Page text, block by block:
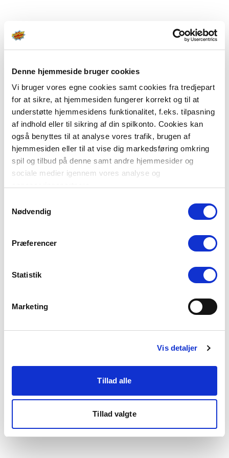
Denne hjemmeside bruger cookies
Vi bruger vores egne cookies samt cookies fra tredjepart
for at sikre, at hjemmesiden fungerer korrekt og til at
understøtte hjemmesidens funktionalitet, f.eks. tilpasning
af indhold eller til sikring af din spilkonto. Cookies kan
også benyttes til at analyse vores trafik, brugen af
hjemmesiden eller til at vise dig markedsføring omkring
spil og tilbud på denne samt andre hjemmesider og
sociale medier igennem vores analyse og
Du kan læse mere om vores brug af cookies under
"Detaljer" eller ved at klikke videre til vores Cookiepolitik,
Nødvendig
Præferencer
Statistik
Marketing
Vis detaljer
Tillad alle
Tillad valgte